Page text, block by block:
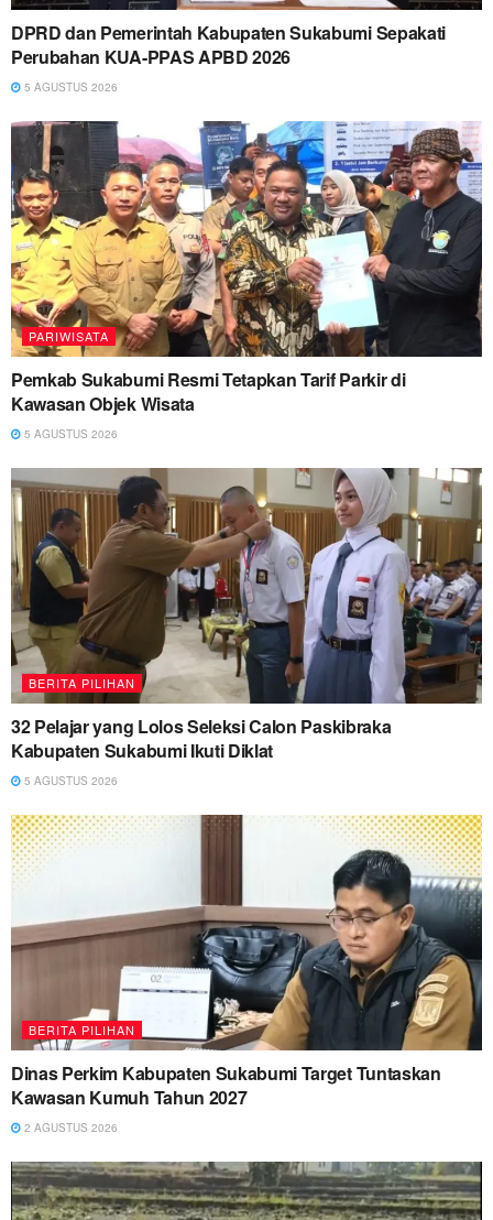
DPRD dan Pemerintah Kabupaten Sukabumi Sepakati
Perubahan KUA-PPAS APBD 2026
5 AGUSTUS 2026
PARIWISATA
Pemkab Sukabumi Resmi Tetapkan Tarif Parkir di
Kawasan Objek Wisata
5 AGUSTUS 2026
BERITA PILIHAN
32 Pelajar yang Lolos Seleksi Calon Paskibraka
Kabupaten Sukabumi Ikuti Diklat
5 AGUSTUS 2026
BERITA PILIHAN
Dinas Perkim Kabupaten Sukabumi Target Tuntaskan
Kawasan Kumuh Tahun 2027
2 AGUSTUS 2026